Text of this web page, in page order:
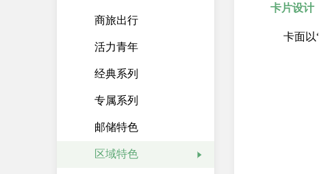
商旅出行
活力青年
经典系列
专属系列
邮储特色
区域特色
卡片设计
卡面以